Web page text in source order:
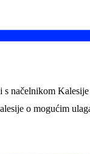
s načelnikom
o mogućim